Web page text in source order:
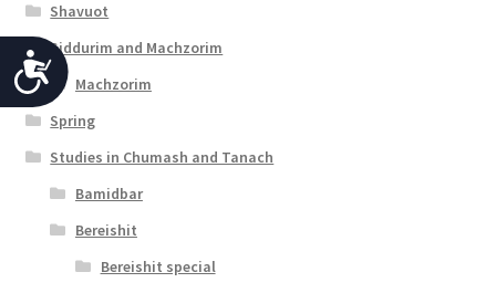
A
c
e
s
Shavuot
Siddurim and Machzorim
Machzorim
Spring
Studies in Chumash and Tanach
Bamidbar
Bereishit
Bereishit special